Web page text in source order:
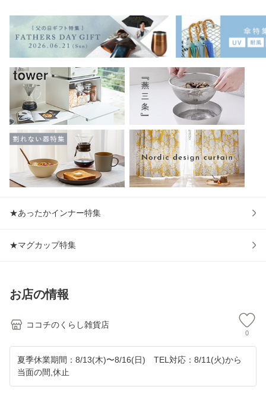
レート
お母さん かわいい
さらひや触感敷パ
ッド シン
イ
★あったかインナー特集
★マグカップ特集
お店の情報
ココチのくらし雑貨店
0
夏季休業期間：8/13(木)〜8/16(日) TEL対応：8/11(火)から
当面の間,休止